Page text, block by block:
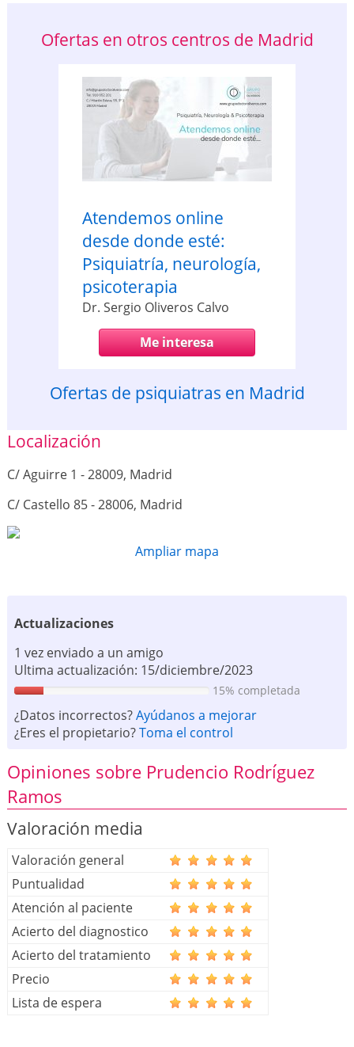
Ofertas en otros centros de Madrid
Atendemos online
desde donde esté:
Psiquiatría, neurología,
psicoterapia
Dr. Sergio Oliveros Calvo
Me interesa
Ofertas de psiquiatras en Madrid
Localización
C/ Aguirre 1 - 28009, Madrid
C/ Castello 85 - 28006, Madrid
Ampliar mapa
Actualizaciones
1 vez enviado a un amigo
Ultima actualización: 15/diciembre/2023
15% completada
¿Datos incorrectos?Ayúdanos a mejorar
¿Eres el propietario?Toma el control
Opiniones sobre Prudencio Rodríguez
Ramos
Valoración media
Valoración general
Puntualidad
Atención al paciente
Acierto del diagnostico
Acierto del tratamiento
Precio
Lista de espera